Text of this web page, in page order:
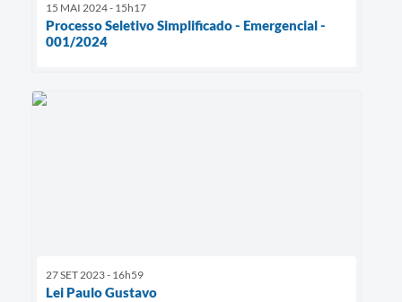
15 MAI 2024 - 15h17
Processo Seletivo Simplificado - Emergencial -
001/2024
27 SET 2023 - 16h59
Lei Paulo Gustavo